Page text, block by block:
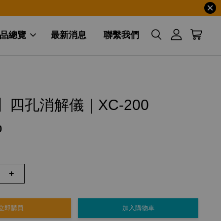
總覽 最新消息 聯繫我們
四孔消解儀｜XC-200
+
即購買 加入購物車